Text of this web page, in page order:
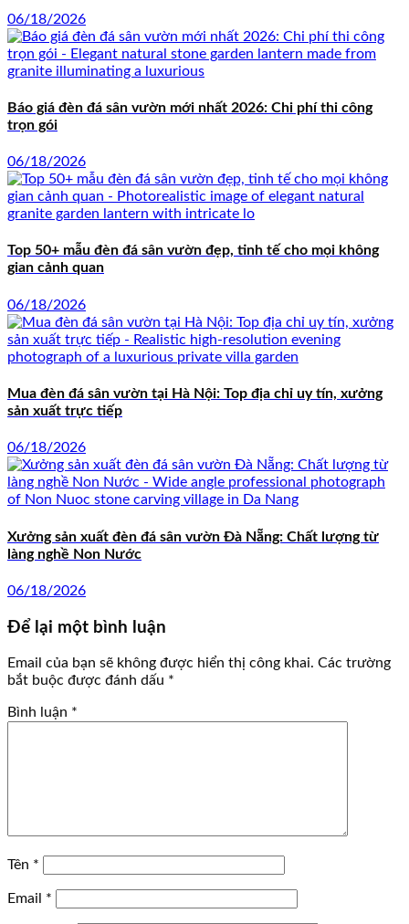
06/18/2026
Báo giá đèn đá sân vườn mới nhất 2026: Chi phí thi công
trọn gói
06/18/2026
Top 50+ mẫu đèn đá sân vườn đẹp, tinh tế cho mọi không
gian cảnh quan
06/18/2026
Mua đèn đá sân vườn tại Hà Nội: Top địa chỉ uy tín, xưởng
sản xuất trực tiếp
06/18/2026
Xưởng sản xuất đèn đá sân vườn Đà Nẵng: Chất lượng từ
làng nghề Non Nước
06/18/2026
Để lại một bình luận
Email của bạn sẽ không được hiển thị công khai. Các trường
bắt buộc được đánh dấu *
Bình luận *
Tên *
Email *